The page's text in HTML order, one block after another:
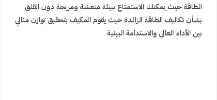
الطاقة حيث يمكنك الاستمتاع ببيئة منعشة ومريحة دون القلق
بشأن تكاليف الطاقة الزائدة حيث يقوم المكيف بتحقيق توازن مثالي
بين الأداء العالي والاستدامة البيئية